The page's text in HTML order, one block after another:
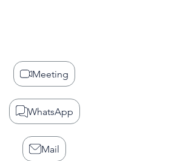
Meeting
WhatsApp
Mail